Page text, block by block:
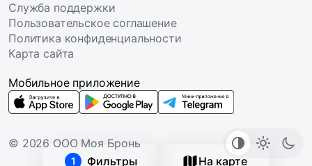
1 Фильтры На карте
Служба поддержки
Пользовательское соглашение
Политика конфиденциальности
Карта сайта
© 2026 ООО Моя Бронь
Мобильное приложение